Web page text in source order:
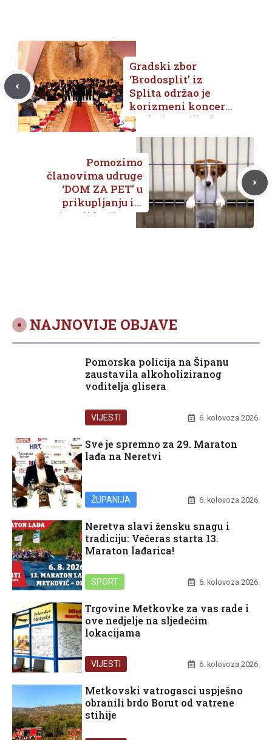
Gradski zbor
‘Brodosplit’ iz
Splita održao je
korizmeni koncert
u crkvi sv.Nikole u
Metković
Pomozimo
članovima udruge
‘DOM ZA PET’ u
prikupljanju ili
izradi kućica za
pse
NAJNOVIJE OBJAVE
Pomorska policija na Šipanu
zaustavila alkoholiziranog
voditelja glisera
VIJESTI 6. kolovoza 2026.
Sve je spremno za 29. Maraton
lađa na Neretvi
ŽUPANIJA 6. kolovoza 2026.
Neretva slavi žensku snagu i
tradiciju: Večeras starta 13.
Maraton lađarica!
SPORT 6. kolovoza 2026.
Trgovine Metkovke za vas rade i
ove nedjelje na sljedećim
lokacijama
VIJESTI 6. kolovoza 2026.
Metkovski vatrogasci uspješno
obranili brdo Borut od vatrene
stihije